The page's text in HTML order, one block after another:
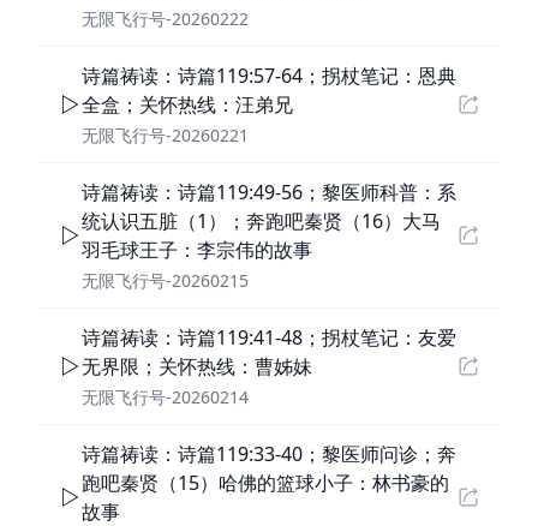
无限飞行号-20260222
诗篇祷读：诗篇119:57-64；拐杖笔记：恩典
全盒；关怀热线：汪弟兄
无限飞行号-20260221
诗篇祷读：诗篇119:49-56；黎医师科普：系
统认识五脏（1）；奔跑吧秦贤（16）大马
羽毛球王子：李宗伟的故事
无限飞行号-20260215
诗篇祷读：诗篇119:41-48；拐杖笔记：友爱
无界限；关怀热线：曹姊妹
无限飞行号-20260214
诗篇祷读：诗篇119:33-40；黎医师问诊；奔
跑吧秦贤（15）哈佛的篮球小子：林书豪的
故事